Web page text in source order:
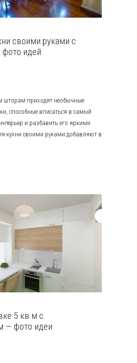
своими руками с
идей
шторам приходят необычные
способные вписаться в самый
и разбавить его яркими
кухни своими руками добавляют в
5 кв м с
— фото идеи